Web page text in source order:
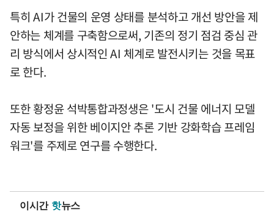
특히 AI가 건물의 운영 상태를 분석하고 개선 방안을 제
안하는 체계를 구축함으로써, 기존의 정기 점검 중심 관
리 방식에서 상시적인 AI 체계로 발전시키는 것을 목표
로 한다.
또한 황정윤 석박통합과정생은 '도시 건물 에너지 모델
자동 보정을 위한 베이지안 추론 기반 강화학습 프레임
워크'를 주제로 연구를 수행한다.
이시간 핫뉴스